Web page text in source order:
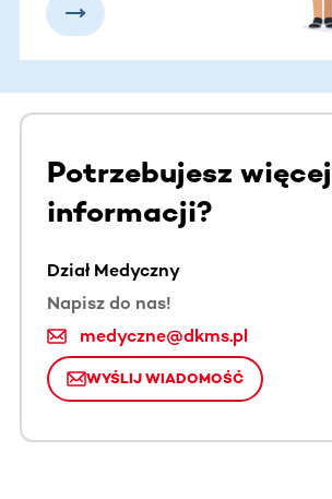
Potrzebujesz więcej
informacji?
Dział Medyczny
Napisz do nas!
medyczne@dkms.pl
WYŚLIJ WIADOMOŚĆ